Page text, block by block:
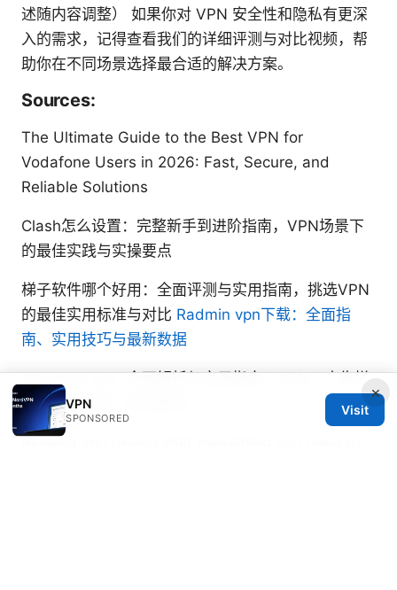
述随内容调整） 如果你对 VPN 安全性和隐私有更深
入的需求，记得查看我们的详细评测与对比视频，帮
助你在不同场景选择最合适的解决方案。
Sources:
The Ultimate Guide to the Best VPN for
Vodafone Users in 2026: Fast, Secure, and
Reliable Solutions
Clash怎么设置：完整新手到进阶指南，VPN场景下
的最佳实践与实操要点
梯子软件哪个好用：全面评测与实用指南，挑选VPN
的最佳实用标准与对比 Radmin vpn下载：全面指
南、实用技巧与最新数据
Ad guard vpn: 全面解析与实用指南，VPN、广告拦
截与隐私保护一站式解读
Mullvad vpn device limit everything you need to
×
VPN
SPONSORED
Visit